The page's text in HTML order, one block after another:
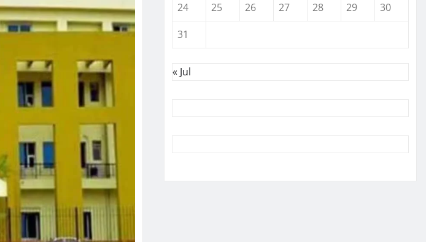
24
25 26 27 28 29
30
31
« Jul